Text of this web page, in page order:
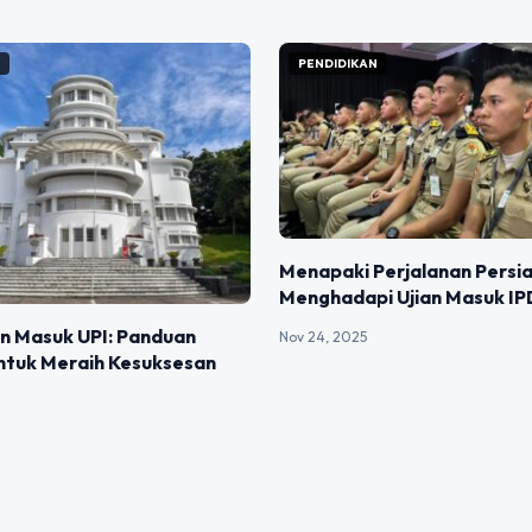
Masuk UPI: Panduan
Meraih Kesuksesan
PENDIDIKAN
Menapaki Perjalanan
Menghadapi Ujian Masuk
Nov 24, 2025